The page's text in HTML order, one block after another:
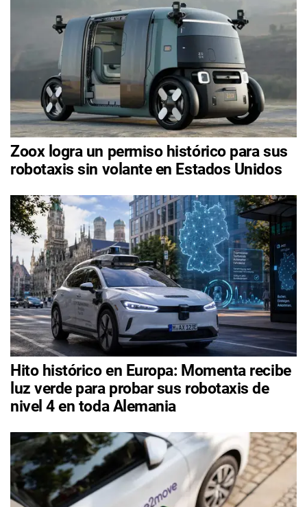
Zoox logra un permiso histórico para sus
robotaxis sin volante en Estados Unidos
Hito histórico en Europa: Momenta recibe
luz verde para probar sus robotaxis de
nivel 4 en toda Alemania